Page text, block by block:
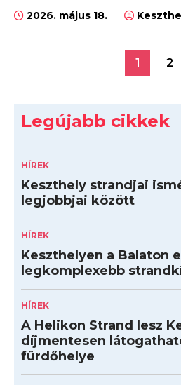
2026. május 18.
1 2
Legújabb cikkek
HÍREK
Keszthely strandjai
legjobbjai között
HÍREK
Keszthelyen a Balaton
legkomplexebb
HÍREK
A Helikon Strand lesz
díjmentesen
fürdőhelye